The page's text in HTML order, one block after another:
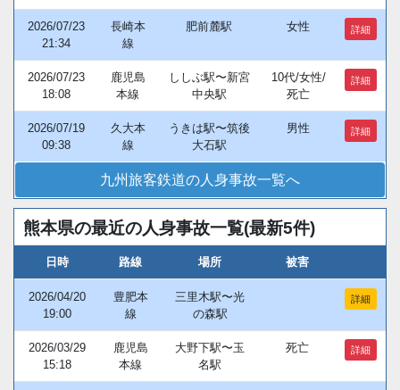
2026/07/23
21:34
長崎本
線
肥前麓駅 女性 詳細
2026/07/23
18:08
鹿児島
本線
ししぶ駅〜新宮
中央駅
10代/女性/
死亡
詳細
2026/07/19
09:38
久大本
線
うきは駅〜筑後
大石駅
男性 詳細
九州旅客鉄道の人身事故一覧へ
熊本県の最近の人身事故一覧(最新5件)
日時 路線 場所 被害
2026/04/20
19:00
豊肥本
線
三里木駅〜光
の森駅
詳細
2026/03/29
15:18
鹿児島
本線
大野下駅〜玉
名駅
死亡 詳細